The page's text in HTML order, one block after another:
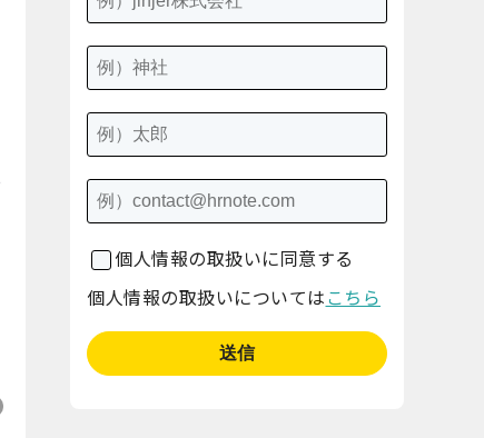
個人情報の取扱いに同意する
個人情報の取扱いについては こちら